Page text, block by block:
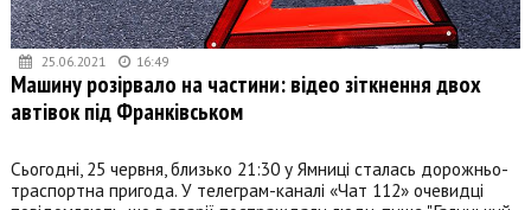
25.06.2021 16:49
Машину розірвало на частини: відео зіткнення двох
автівок під Франківськом
Сьогодні, 25 червня, близько 21:30 у Ямниці сталась дорожньо-
траспортна пригода. У телеграм-каналі «Чат 112» очевидці